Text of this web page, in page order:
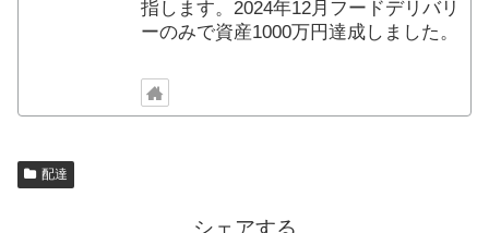
指します。2024年12月フードデリバリ
ーのみで資産1000万円達成しました。
配達